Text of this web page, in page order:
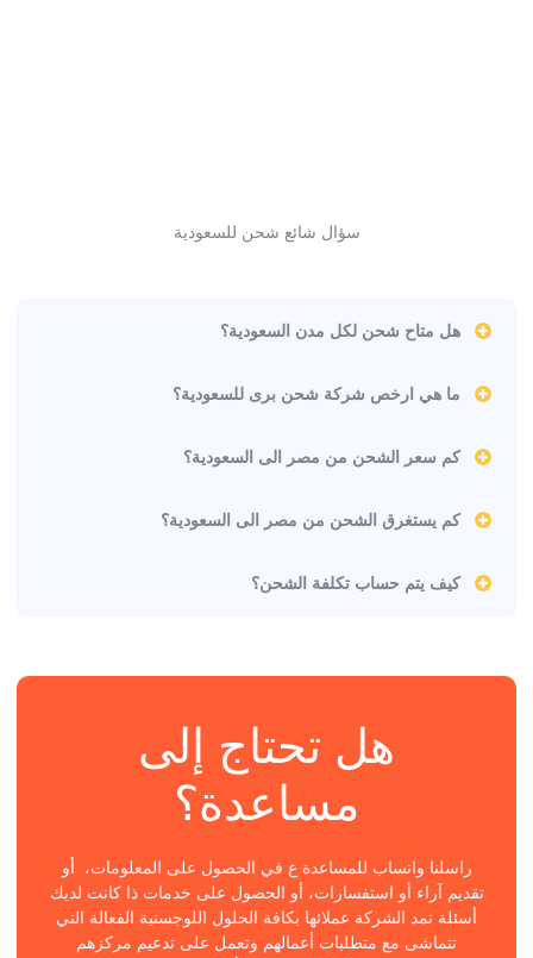
سؤال شائع شحن للسعودية
هل متاح شحن لكل مدن السعودية؟
ما هي ارخص شركة شحن برى للسعودية؟
كم سعر الشحن من مصر الى السعودية؟
كم يستغرق الشحن من مصر الى السعودية؟
كيف يتم حساب تكلفة الشحن؟
هل تحتاج إلى
مساعدة؟
راسلنا واتساب للمساعدة ع في الحصول على المعلومات، أو
تقديم آراء أو استفسارات، أو الحصول على خدمات ذا كانت لديك
أسئلة تمد الشركة عملائها بكافة الحلول اللوجستية الفعالة التي
تتماشى مع متطلبات أعمالهم وتعمل على تدعيم مركزهم